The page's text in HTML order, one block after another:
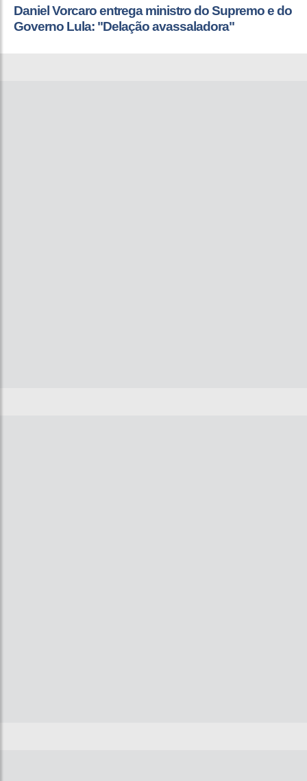
Daniel Vorcaro entrega ministro do Supremo e do
Governo Lula: "Delação avassaladora"